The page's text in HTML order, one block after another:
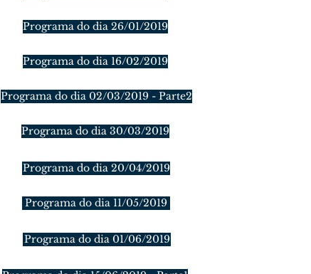
Programa do dia 26/01/2019
Programa do dia 16/02/2019
Programa do dia 02/03/2019 - Parte2
Programa do dia 30/03/2019
Programa do dia 20/04/2019
Programa do dia 11/05/2019
Programa do dia 01/06/2019